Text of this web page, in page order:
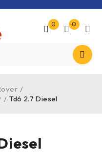
0 0
/
/ Td6 2.7 Diesel